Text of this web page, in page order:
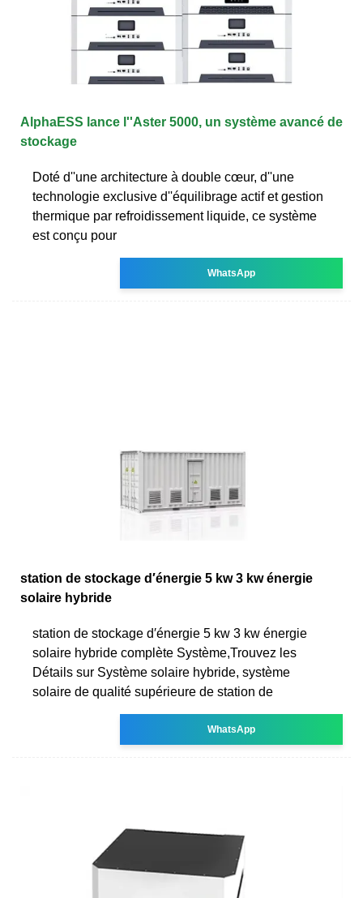
AlphaESS lance l''Aster 5000, un système avancé de
stockage
Doté d''une architecture à double cœur, d''une
technologie exclusive d''équilibrage actif et gestion
thermique par refroidissement liquide, ce système
est conçu pour
WhatsApp
station de stockage d′énergie 5 kw 3 kw énergie
solaire hybride
station de stockage d′énergie 5 kw 3 kw énergie
solaire hybride complète Système,Trouvez les
Détails sur Système solaire hybride, système
solaire de qualité supérieure de station de
WhatsApp